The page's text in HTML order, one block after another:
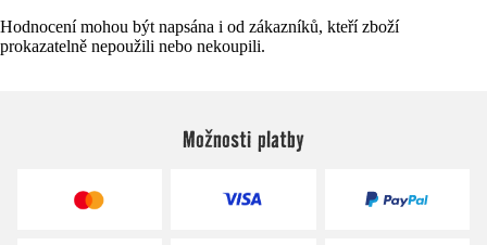
Hodnocení mohou být napsána i od zákazníků, kteří zboží
prokazatelně nepoužili nebo nekoupili.
Možnosti platby